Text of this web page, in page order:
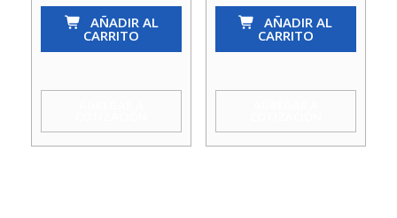
(Pie)
3/4
cantidad
AÑADIR AL
CARRITO
(Pie)
Ac
Acquamix
AÑADIR AL
CARRITO